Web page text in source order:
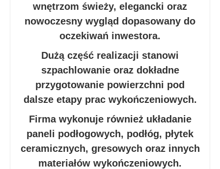
wnętrzom świeży, elegancki oraz
nowoczesny wygląd dopasowany do
oczekiwań inwestora.
Dużą część realizacji stanowi
szpachlowanie oraz dokładne
przygotowanie powierzchni pod
dalsze etapy prac wykończeniowych.
Firma wykonuje również układanie
paneli podłogowych, podłóg, płytek
ceramicznych, gresowych oraz innych
materiałów wykończeniowych.